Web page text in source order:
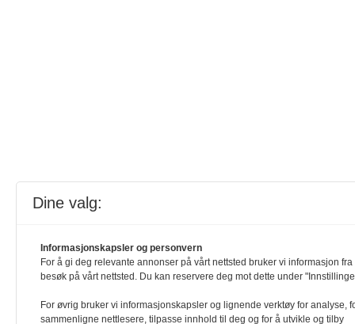
Dine valg:
Informasjonskapsler og personvern
For å gi deg relevante annonser på vårt nettsted bruker vi informasjon fra
besøk på vårt nettsted. Du kan reservere deg mot dette under
For øvrig bruker vi informasjonskapsler og lignende verktøy for analyse,
sammenligne nettlesere, tilpasse innhold til deg og for å utvikle og tilby